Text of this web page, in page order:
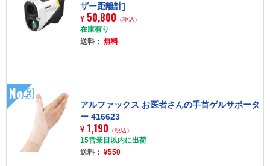
ザー距離計]
¥ 50,800 （税込）
在庫有り
送料：無料
No.3
アルファックス お医者さんの手首ゲルサポータ
ー 416623
¥ 1,190 （税込）
15営業日以内に出荷
送料：¥550